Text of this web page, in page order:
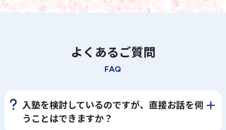
よくあるご質問
FAQ
入塾を検討しているのですが、直接お話を伺
うことはできますか？